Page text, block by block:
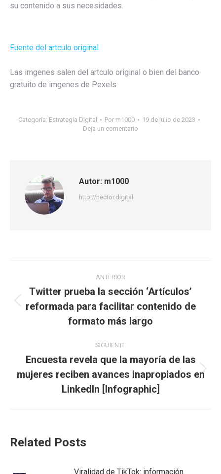
su contenido a sus necesidades.
Fuente del artculo original
Las imgenes salen del artculo original o bien del banco
gratuito de imgenes de Pexels.
Categoría: Estrategia Digital Por m1000
19 de julio de 2023
Deja un comentario
Autor: m1000
http://hector.digital
Navegación
entre
publicaciones
ANTERIOR
Publicación
anterior:
Twitter prueba la sección ‘Artículos’
reformada para facilitar contenido de
formato más largo
SIGUIENTE
Publicación
siguiente:
Encuesta revela que la mayoría de las
mujeres reciben avances inapropiados en
LinkedIn [Infographic]
Related Posts
Viralidad de TikTok: información